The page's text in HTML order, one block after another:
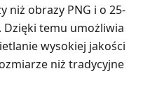
niż obrazy PNG i o 25-
Dzięki temu umożliwia
wysokiej jakości
niż tradycyjne